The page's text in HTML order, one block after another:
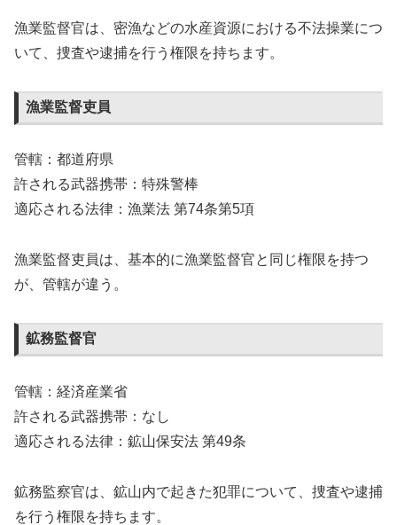
漁業監督官は、密漁などの水産資源における不法操業につ
いて、捜査や逮捕を行う権限を持ちます。
漁業監督吏員
管轄：都道府県
許される武器携帯：特殊警棒
適応される法律：漁業法 第74条第5項
漁業監督吏員は、基本的に漁業監督官と同じ権限を持つ
が、管轄が違う。
鉱務監督官
管轄：経済産業省
許される武器携帯：なし
適応される法律：鉱山保安法 第49条
鉱務監察官は、鉱山内で起きた犯罪について、捜査や逮捕
を行う権限を持ちます。